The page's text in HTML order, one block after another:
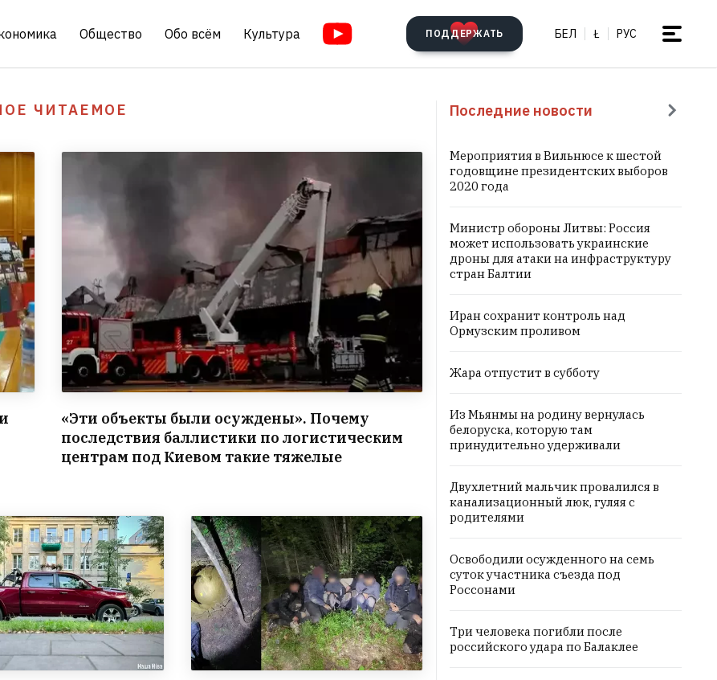
Общество Обо всём Культура ПОДДЕРЖАТЬ БЕЛ Ł РУС
ЧИТАЕМОЕ
«Эти объекты были осуждены». Почему
последствия баллистики по логистическим
центрам под Киевом такие тяжелые
Последние новости
Мероприятия в Вильнюсе к шестой
годовщине президентских выборов
2020 года
Министр обороны Литвы: Россия
может использовать украинские
дроны для атаки на инфраструктуру
стран Балтии
Иран сохранит контроль над
Ормузским проливом
Жара отпустит в субботу
Из Мьянмы на родину вернулась
белоруска, которую там
принудительно удерживали
Двухлетний мальчик провалился в
канализационный люк, гуляя с
родителями
Освободили осужденного на семь
суток участника съезда под
Россонами
Три человека погибли после
российского удара по Балаклее